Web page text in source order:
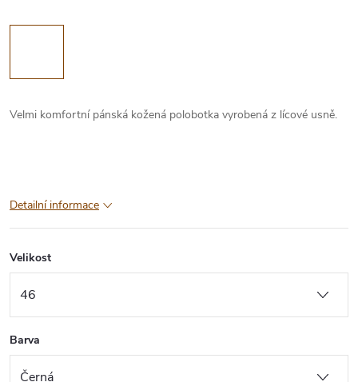
Velmi komfortní pánská kožená polobotka vyrobená z lícové usně.
Detailní informace
Velikost
Barva